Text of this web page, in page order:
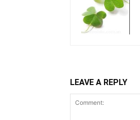
LEAVE A REPLY